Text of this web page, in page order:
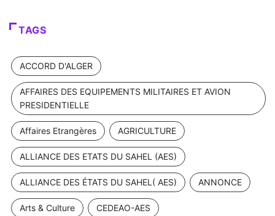
TAGS
ACCORD D'ALGER
AFFAIRES DES EQUIPEMENTS MILITAIRES ET AVION
PRESIDENTIELLE
Affaires Etrangères AGRICULTURE
ALLIANCE DES ETATS DU SAHEL (AES)
ALLIANCE DES ÉTATS DU SAHEL( AES) ANNONCE
Arts & Culture CEDEAO-AES